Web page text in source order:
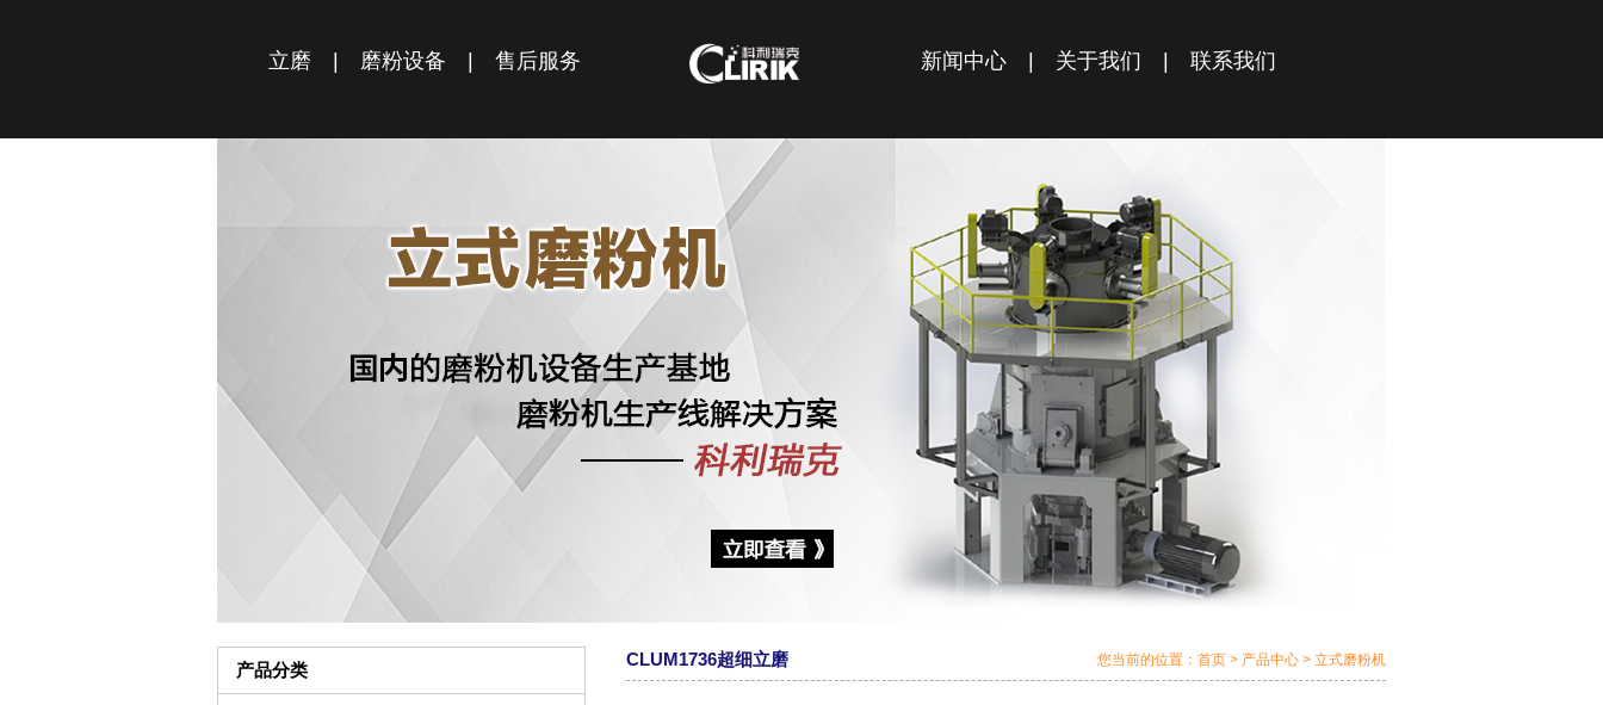
立磨 磨粉设备 售后服务 新闻中心 关于我们 联系我们
产品分类 您当前的位置： 首页 > 产品中心 > 立式磨粉机
CLUM1736超细立磨